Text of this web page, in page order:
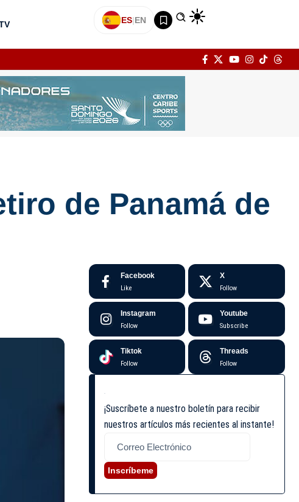
ES|EN
de Panamá de
Facebook
Like
X
Follow
Instagram
Follow
Youtube
Subscribe
Tiktok
Follow
Threads
Follow
¡Suscríbete a nuestro boletín para recibir
nuestros artículos más recientes al instante!
Inscríbeme